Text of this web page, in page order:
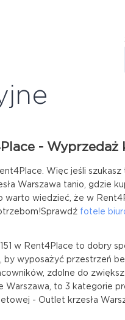
- Wyprzedaż
Więc jeśli
Warszawa tanio, gdzie
warto wiedzieć, że w
fotele
w Rent4Place to dobry
by wyposażyć przestrzeń
zdolne do
to 3 kategorie
- Outlet krzesła